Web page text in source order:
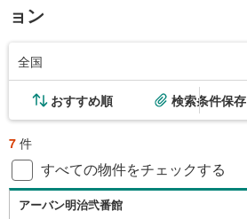
ョン
全国
おすすめ順 検索条件保存
7 件
すべての物件をチェックする
アーバン明治弐番館